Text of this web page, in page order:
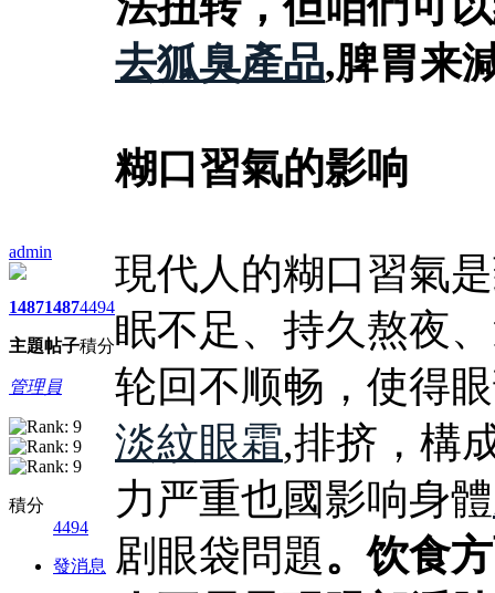
admin
1487
主題
1487
帖子
4494
積分
管理員
積分
4494
發消息
去狐臭產品,脾胃来
糊口習氣的影响
現代人的糊口習氣
眠不足、持久熬夜
轮回不顺畅，使得
淡紋眼霜,排挤，構
力严重也國影响身體
剧眼袋問題。饮食